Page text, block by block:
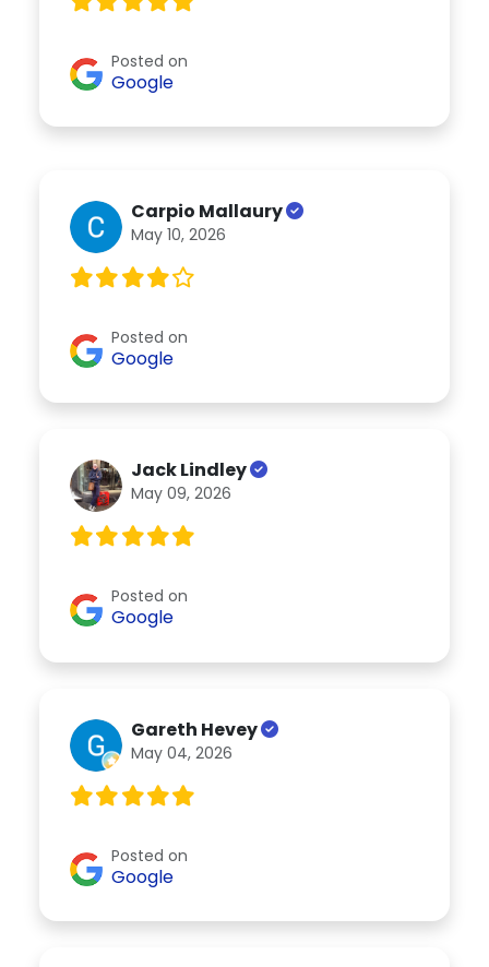
Posted on
Google
Carpio Mallaury
May 10, 2026
Posted on
Google
Jack Lindley
May 09, 2026
Posted on
Google
Gareth Hevey
May 04, 2026
Posted on
Google